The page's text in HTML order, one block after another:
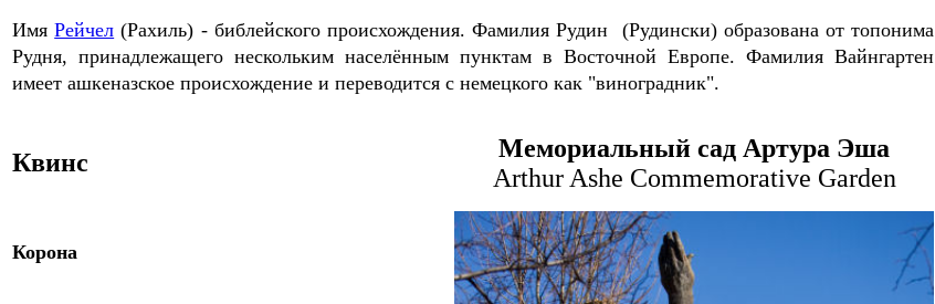
ИмяРейчел (Рахиль) - библейского происхождения. Фамилия Рудин (Рудински) образована от топонима
Рудня, принадлежащего нескольким населённым пунктам в Восточной Европе. Фамилия Вайнгартен
имеет ашкеназское происхождение и переводится с немецкого как "виноградник".
Квинс Мемориальный сад Артура Эша
Arthur Ashe Commemorative Garden
Корона